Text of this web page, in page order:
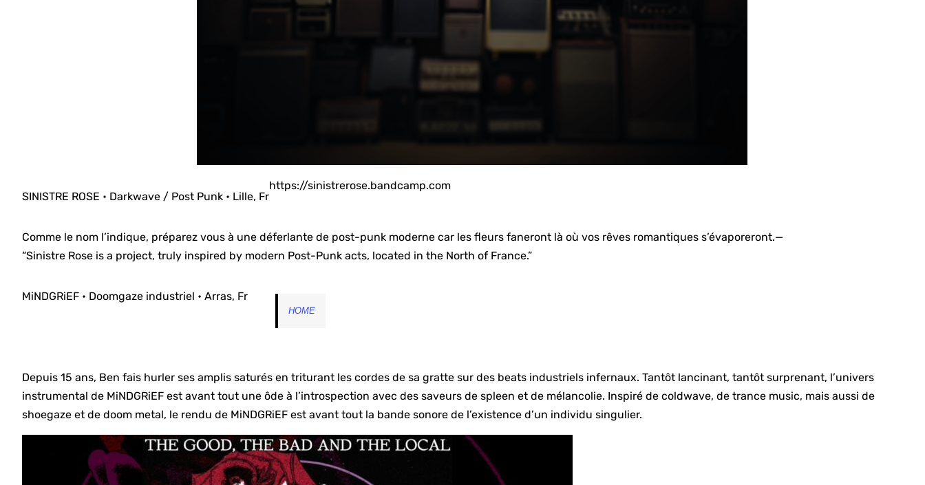
SINISTRE ROSE • Darkwave / Post Punk • Lille, Fr
https://sinistrerose.bandcamp.com
Comme le nom l’indique, préparez vous à une déferlante de post-punk moderne car les fleurs faneront là où vos rêves romantiques s’évaporeront.
“Sinistre Rose is a project, truly inspired by modern Post-Punk acts, located in the North of France.”
—
MiNDGRiEF • Doomgaze industriel • Arras, Fr
HOME
Depuis 15 ans, Ben fais hurler ses amplis saturés en triturant les cordes de sa gratte sur des beats industriels infernaux. Tantôt lancinant, tantôt surprenant, l’univers
instrumental de MiNDGRiEF est avant tout une ôde à l’introspection avec des saveurs de spleen et de mélancolie. Inspiré de coldwave, de trance music, mais aussi de
shoegaze et de doom metal, le rendu de MiNDGRiEF est avant tout la bande sonore de l’existence d’un individu singulier.